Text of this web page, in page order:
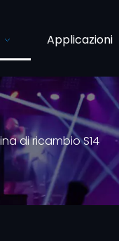
Applicazioni
di ricambio S14